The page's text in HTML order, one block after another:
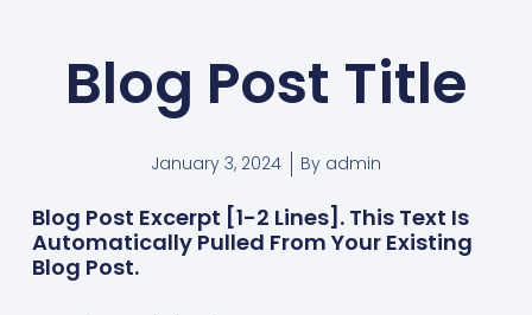
Blog Post Title
January 3, 2024 By admin
Blog Post Excerpt [1-2 Lines]. This Text Is
Automatically Pulled From Your Existing
Blog Post.